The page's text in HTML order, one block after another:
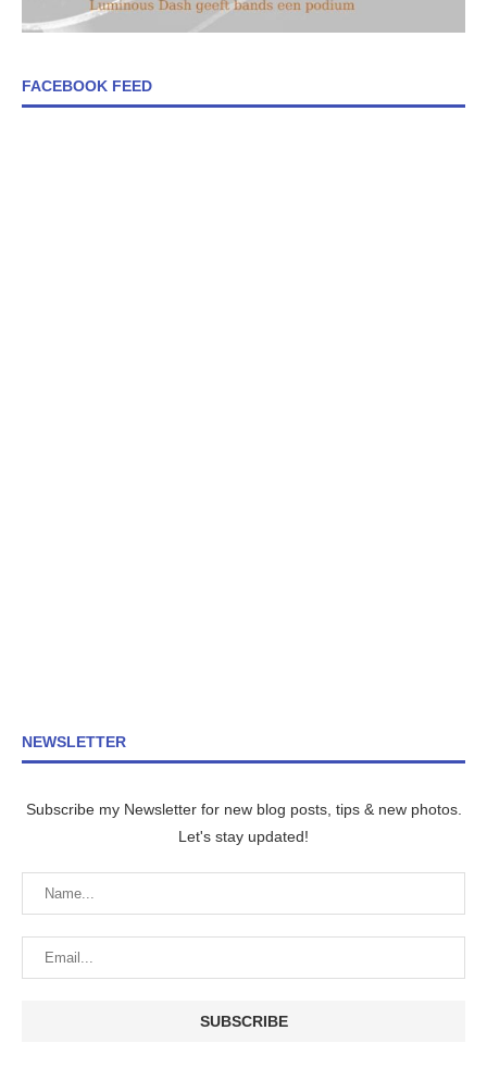
FACEBOOK FEED
NEWSLETTER
Subscribe my Newsletter for new blog posts, tips & new photos.
Let's stay updated!